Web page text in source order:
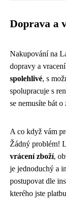
Doprava a
Nakupování na
dopravy a
spolehlivé, s
spolupracuje s
se nemusíte bát
A co když vám
Žádný problém!
vrácení zboží,
je jednoduchý a
postupovat dle
kterého jste